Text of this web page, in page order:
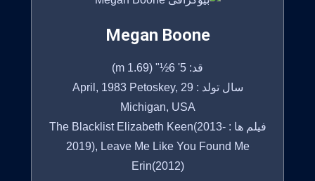
Megan Boone
قد: 5' 6½" (1.69 m)
سال تولد : 29 April, 1983 Petoskey,
Michigan, USA
فیلم ها : The Blacklist Elizabeth Keen(2013-
2019), Leave Me Like You Found Me
Erin(2012)